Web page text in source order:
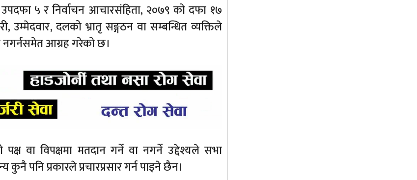
५ र निर्वाचन आचारसंहिता, २०७९ को दफा १७
दलको भ्रातृ सङ्गठन वा सम्बन्धित व्यक्तिले
नगर्नसमेत आग्रह गरेको छ।
वा विपक्षमा मतदान गर्ने वा नगर्ने उद्देश्यले सभा
पनि प्रकारले प्रचारप्रसार गर्न पाइने छैन।